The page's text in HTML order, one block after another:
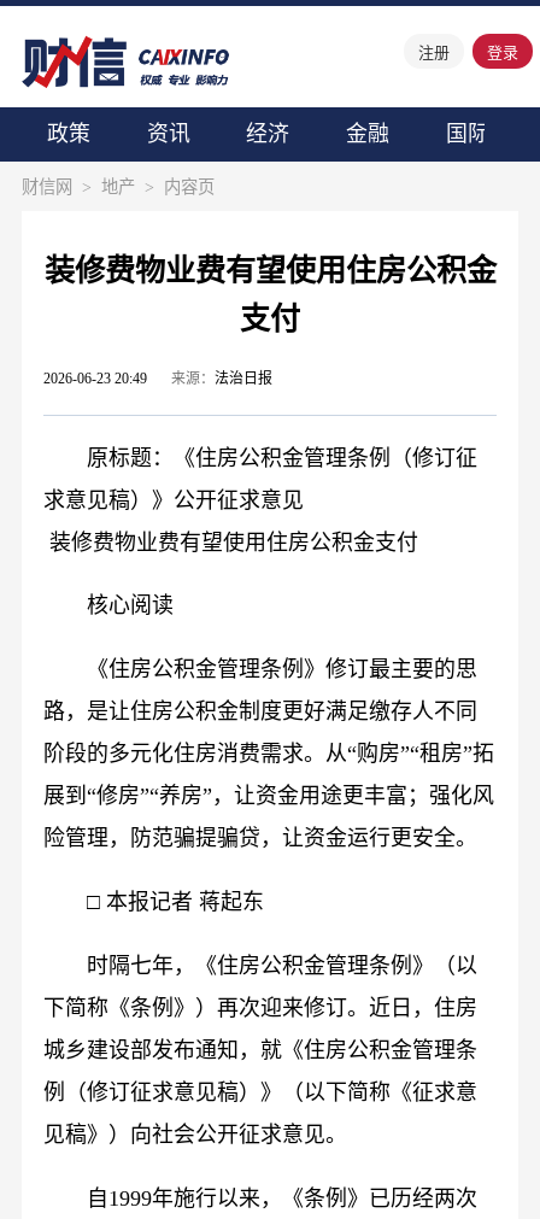
注册 登录
政策 资讯 经济 金融 国际
财信网 > 地产> 内容页
装修费物业费有望使用住房公积金
支付
2026-06-23 20:49 来源： 法治日报
原标题：《住房公积金管理条例（修订征
求意见稿）》公开征求意见
装修费物业费有望使用住房公积金支付
核心阅读
《住房公积金管理条例》修订最主要的思
路，是让住房公积金制度更好满足缴存人不同
阶段的多元化住房消费需求。从“购房”“租房”拓
展到“修房”“养房”，让资金用途更丰富；强化风
险管理，防范骗提骗贷，让资金运行更安全。
□ 本报记者 蒋起东
时隔七年，《住房公积金管理条例》（以
下简称《条例》）再次迎来修订。近日，住房
城乡建设部发布通知，就《住房公积金管理条
例（修订征求意见稿）》（以下简称《征求意
见稿》）向社会公开征求意见。
自1999年施行以来，《条例》已历经两次